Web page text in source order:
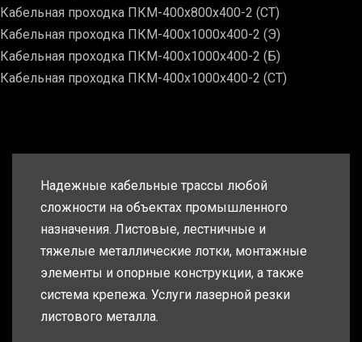
Кабельная проходка ПКМ-400х800х400-2 (СТ)
Кабельная проходка ПКМ-400х1000х400-2 (Э)
Кабельная проходка ПКМ-400х1000х400-2 (Б)
Кабельная проходка ПКМ-400х1000х400-2 (СТ)
Надежные кабельные трассы любой
сложности на объектах промышленного
назначения. Листовые, лестничные и
тяжелые металлические лотки, монтажные
элементы и опорные конструкции, а также
система крепежа. Услуги лазерной резки
листового металла.